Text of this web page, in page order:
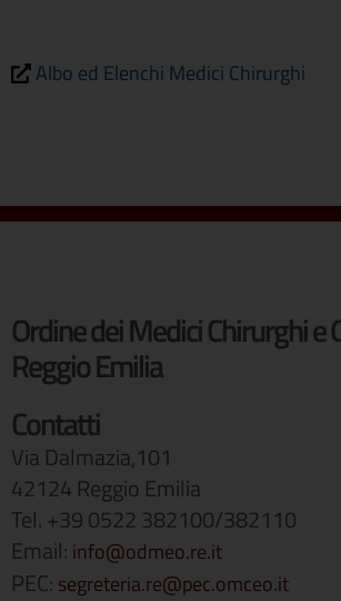
Albo ed Elenchi Medici Chirurghi
Ordine dei Medici Chirurghi
Reggio Emilia
Contatti
Via Dalmazia,101
42124 Reggio Emilia
Tel. +39 0522 382100/382110
Email: info@odmeo.re.it
PEC: segreteria.re@pec.omceo.it